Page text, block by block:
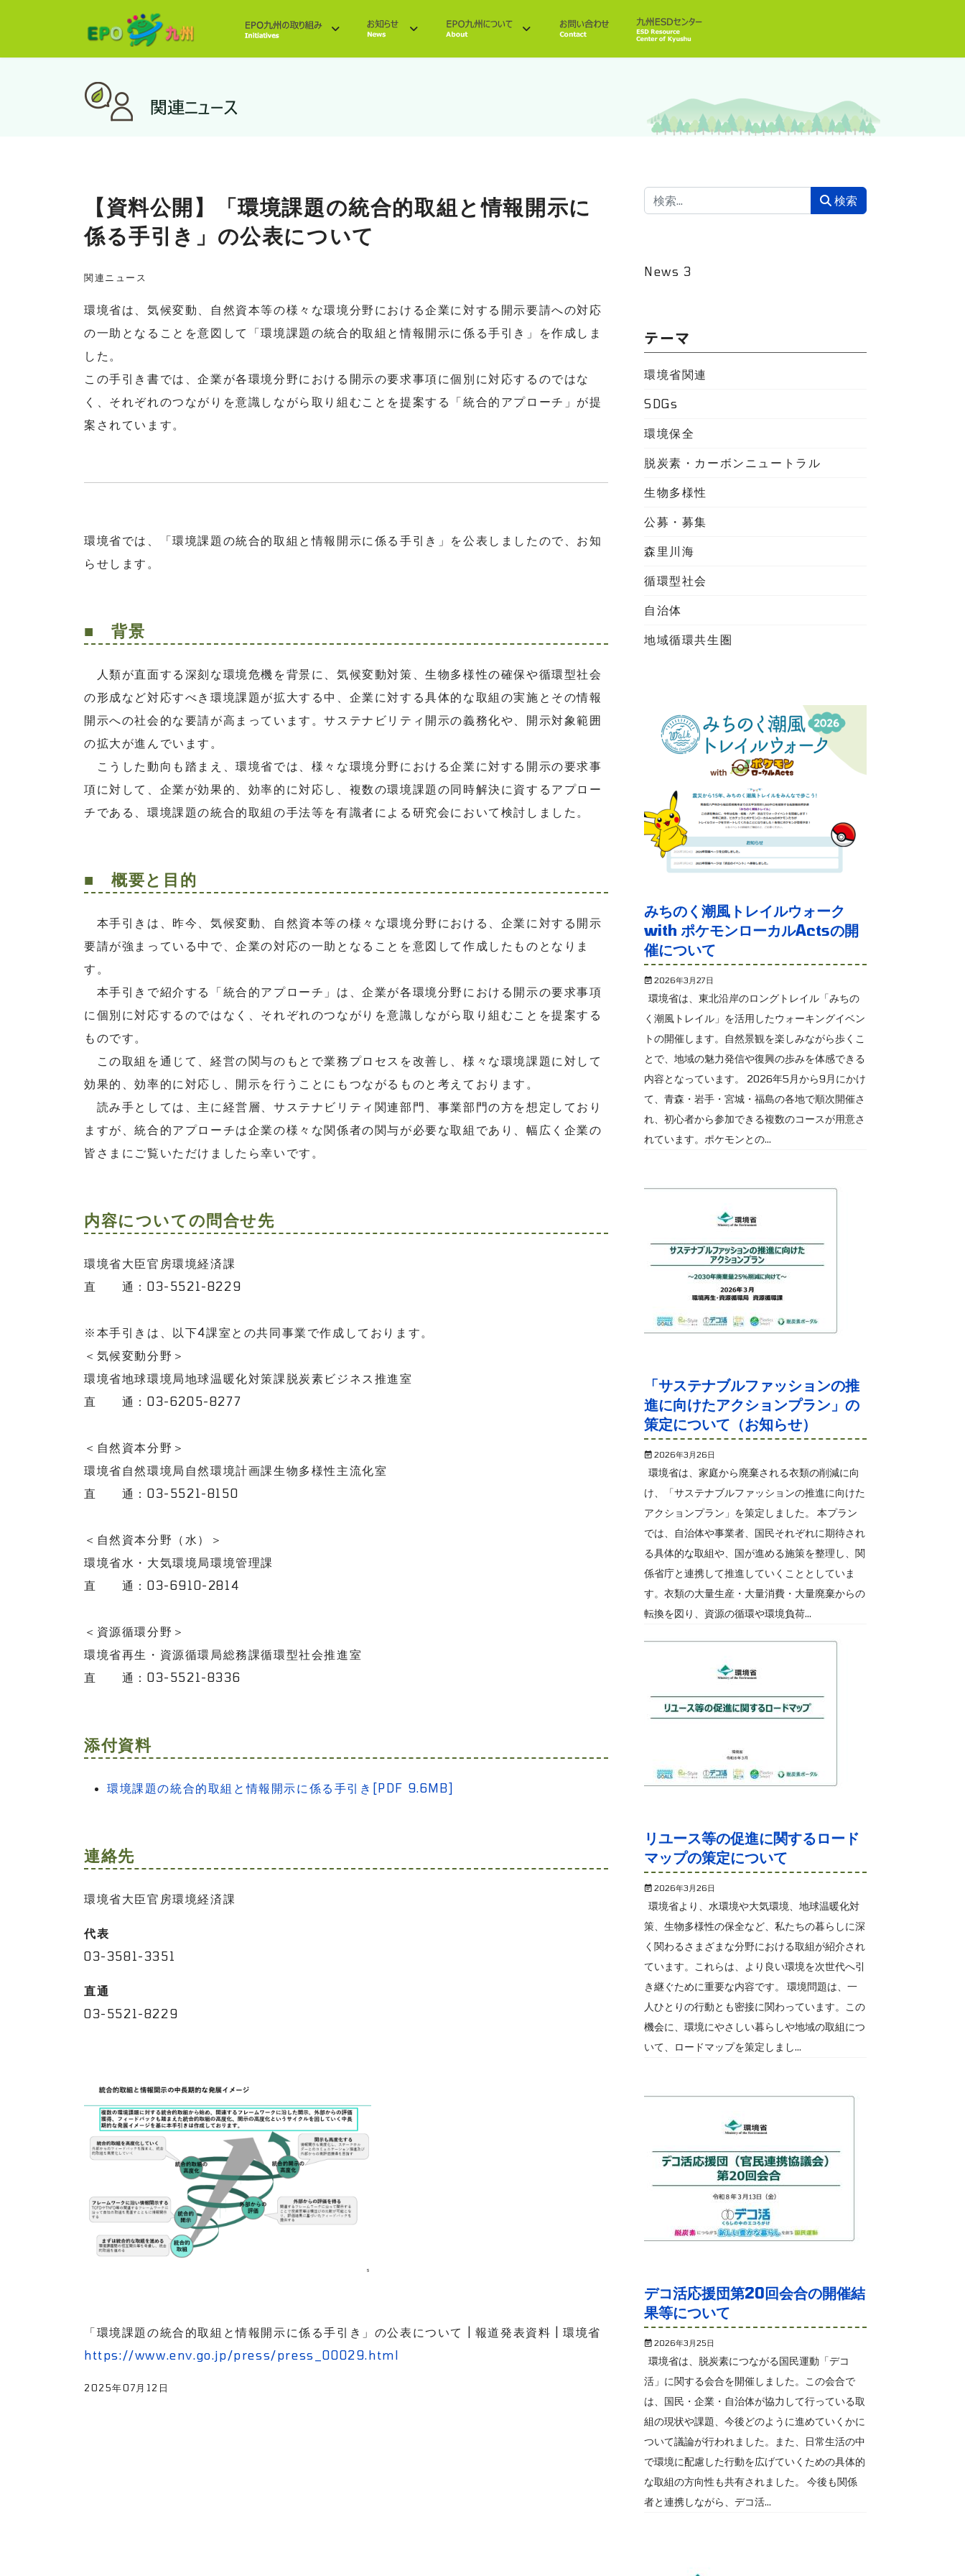
【資料公開】「環境課題の統合的取組と情報開示に
係る手引き」の公表について
関連ニュース
環境省は、気候変動、自然資本等の様々な環境分野における企業に対する開示要請への対応
の一助となることを意図して「環境課題の統合的取組と情報開示に係る手引き」を作成しま
した。
この手引き書では、企業が各環境分野における開示の要求事項に個別に対応するのではな
く、それぞれのつながりを意識しながら取り組むことを提案する「統合的アプローチ」が提
案されています。
環境省では、「環境課題の統合的取組と情報開示に係る手引き」を公表しましたので、お知
らせします。
■ 背景
人類が直面する深刻な環境危機を背景に、気候変動対策、生物多様性の確保や循環型社会
の形成など対応すべき環境課題が拡大する中、企業に対する具体的な取組の実施とその情報
開示への社会的な要請が高まっています。サステナビリティ開示の義務化や、開示対象範囲
の拡大が進んでいます。
こうした動向も踏まえ、環境省では、様々な環境分野における企業に対する開示の要求事
項に対して、企業が効果的、効率的に対応し、複数の環境課題の同時解決に資するアプロー
チである、環境課題の統合的取組の手法等を有識者による研究会において検討しました。
■ 概要と目的
本手引きは、昨今、気候変動、自然資本等の様々な環境分野における、企業に対する開示
要請が強まっている中で、企業の対応の一助となることを意図して作成したものとなりま
す。
本手引きで紹介する「統合的アプローチ」は、企業が各環境分野における開示の要求事項
に個別に対応するのではなく、それぞれのつながりを意識しながら取り組むことを提案する
ものです。
この取組を通じて、経営の関与のもとで業務プロセスを改善し、様々な環境課題に対して
効果的、効率的に対応し、開示を行うことにもつながるものと考えております。
読み手としては、主に経営層、サステナビリティ関連部門、事業部門の方を想定しており
ますが、統合的アプローチは企業の様々な関係者の関与が必要な取組であり、幅広く企業の
皆さまにご覧いただけましたら幸いです。
内容についての問合せ先
環境省大臣官房環境経済課
直 通：03-5521-8229
※本手引きは、以下4課室との共同事業で作成しております。
＜気候変動分野＞
環境省地球環境局地球温暖化対策課脱炭素ビジネス推進室
直 通： 03-6205-8277
＜自然資本分野＞
環境省自然環境局自然環境計画課生物多様性主流化室
直 通：03-5521-8150
＜自然資本分野（水）＞
環境省水・大気環境局環境管理課
直 通：03-6910-2814
＜資源循環分野＞
環境省再生・資源循環局総務課循環型社会推進室
直 通：03-5521-8336
添付資料
環境課題の統合的取組と情報開示に係る手引き[PDF 9.6MB]
連絡先
環境省大臣官房環境経済課
代表
03-3581-3351
直通
03-5521-8229
「環境課題の統合的取組と情報開示に係る手引き」の公表について | 報道発表資料 | 環境省
https://www.env.go.jp/press/press_00029.html
2025年07月12日
検索 検索
News 3
テーマ
環境省関連
SDGs
環境保全
脱炭素・カーボンニュートラル
生物多様性
公募・募集
森里川海
循環型社会
自治体
地域循環共生圏
みちのく潮風トレイルウォーク
with ポケモンローカルActsの開
催について
2026年3月27日
環境省は、東北沿岸のロングトレイル「みちの
く潮風トレイル」を活用したウォーキングイベン
トの開催します。自然景観を楽しみながら歩くこ
とで、地域の魅力発信や復興の歩みを体感できる
内容となっています。 2026年5月から9月にかけ
て、青森・岩手・宮城・福島の各地で順次開催さ
れ、初心者から参加できる複数のコースが用意さ
れています。ポケモンとの...
「サステナブルファッションの推
進に向けたアクションプラン」の
策定について（お知らせ）
2026年3月26日
環境省は、家庭から廃棄される衣類の削減に向
け、「サステナブルファッションの推進に向けた
アクションプラン」を策定しました。 本プラン
では、自治体や事業者、国民それぞれに期待され
る具体的な取組や、国が進める施策を整理し、関
係省庁と連携して推進していくこととしていま
す。衣類の大量生産・大量消費・大量廃棄からの
転換を図り、資源の循環や環境負荷...
リユース等の促進に関するロード
マップの策定について
2026年3月26日
環境省より、水環境や大気環境、地球温暖化対
策、生物多様性の保全など、私たちの暮らしに深
く関わるさまざまな分野における取組が紹介され
ています。これらは、より良い環境を次世代へ引
き継ぐために重要な内容です。 環境問題は、一
人ひとりの行動とも密接に関わっています。この
機会に、環境にやさしい暮らしや地域の取組につ
いて、ロードマップを策定しまし...
デコ活応援団第20回会合の開催結
果等について
2026年3月25日
環境省は、脱炭素につながる国民運動「デコ
活」に関する会合を開催しました。この会合で
は、国民・企業・自治体が協力して行っている取
組の現状や課題、今後どのように進めていくかに
ついて議論が行われました。また、日常生活の中
で環境に配慮した行動を広げていくための具体的
な取組の方向性も共有されました。 今後も関係
者と連携しながら、デコ活...